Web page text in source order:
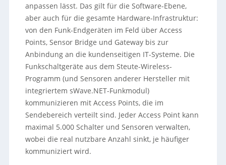
anpassen lässt. Das gilt für die Software-Ebene,
aber auch für die gesamte Hardware-Infrastruktur:
von den Funk-Endgeräten im Feld über Access
Points, Sensor Bridge und Gateway bis zur
Anbindung an die kundenseitigen IT-Systeme. Die
Funkschaltgeräte aus dem Steute-Wireless-
Programm (und Sensoren anderer Hersteller mit
integriertem sWave.NET-Funkmodul)
kommunizieren mit Access Points, die im
Sendebereich verteilt sind. Jeder Access Point kann
maximal 5.000 Schalter und Sensoren verwalten,
wobei die real nutzbare Anzahl sinkt, je häufiger
kommuniziert wird.